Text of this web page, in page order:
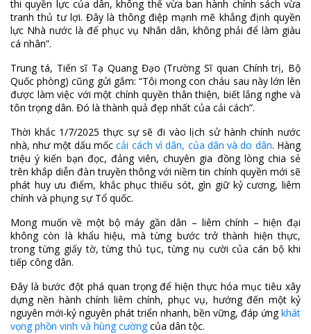
thi quyền lực của dân, không thể vừa ban hành chính sách vừa
tranh thủ tư lợi. Đây là thông điệp mạnh mẽ khẳng định quyền
lực Nhà nước là để phục vụ Nhân dân, không phải để làm giàu
cá nhân”.
Trung tá, Tiến sĩ Tạ Quang Đạo (Trường Sĩ quan Chính trị, Bộ
Quốc phòng) cũng gửi gắm: “Tôi mong con cháu sau này lớn lên
được làm việc với một chính quyền thân thiện, biết lắng nghe và
tôn trọng dân. Đó là thành quả đẹp nhất của cải cách”.
Thời khắc 1/7/2025 thực sự sẽ đi vào lịch sử hành chính nước
nhà, như một dấu mốccải cách vì dân, của dân và do dân. Hàng
triệu ý kiến bạn đọc, đảng viên, chuyên gia đồng lòng chia sẻ
trên khắp diễn đàn truyền thông với niềm tin chính quyền mới sẽ
phát huy ưu điểm, khắc phục thiếu sót, gìn giữ kỷ cương, liêm
chính và phụng sự Tổ quốc.
Mong muốn về một bộ máy gần dân – liêm chính – hiện đại
không còn là khẩu hiệu, mà từng bước trở thành hiện thực,
trong từng giấy tờ, từng thủ tục, từng nụ cười của cán bộ khi
tiếp công dân.
Đây là bước đột phá quan trọng để hiện thực hóa mục tiêu xây
dựng nền hành chính liêm chính, phục vụ, hướng đến một kỷ
nguyên mới-kỷ nguyên phát triển nhanh, bền vững, đáp ứngkhát
vọng phồn vinh và hùng cườngcủa dân tộc.